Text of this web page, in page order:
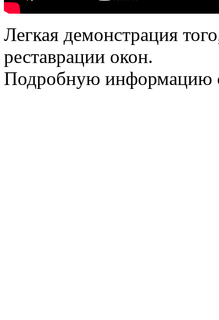
Легкая демонстрация
реставрации окон.
Подробную информацию